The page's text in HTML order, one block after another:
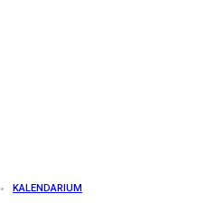
KALENDARIUM